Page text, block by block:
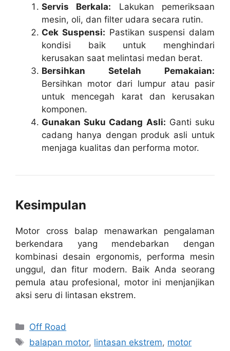
Servis Berkala: Lakukan pemeriksaan
mesin, oli, dan filter udara secara rutin.
Cek Suspensi: Pastikan suspensi dalam
kondisi baik untuk menghindari
kerusakan saat melintasi medan berat.
Bersihkan Setelah Pemakaian:
Bersihkan motor dari lumpur atau pasir
untuk mencegah karat dan kerusakan
komponen.
Gunakan Suku Cadang Asli: Ganti suku
cadang hanya dengan produk asli untuk
menjaga kualitas dan performa motor.
Kesimpulan
Motor cross balap menawarkan pengalaman
berkendara yang mendebarkan dengan
kombinasi desain ergonomis, performa mesin
unggul, dan fitur modern. Baik Anda seorang
pemula atau profesional, motor ini menjanjikan
aksi seru di lintasan ekstrem.
Kategori
Off Road
Tag
balapan motor, lintasan ekstrem, motor